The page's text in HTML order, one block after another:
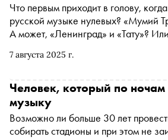
7 августа 2025 г.
Что первым приходит в голову,
русской музыке нулевых? «Мумий
А может, «Ленинград» и «Тату»?
«Нулевые» «Сноб» вспоминает
Человек, который по ночам
музыку
Возможно ли больше 30 лет
собирать стадионы и при этом не